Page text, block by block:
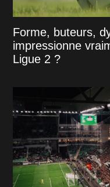
Forme, buteurs,
impressionne
Ligue 2 ?